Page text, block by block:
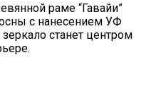
раме “Гавайи”
с нанесением УФ
станет центром